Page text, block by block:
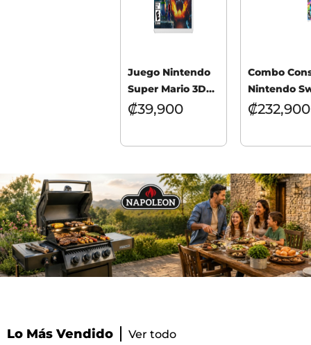
Juego Nintendo
Super Mario 3D
World + Bowser’s
₡39,900
Combo
Nintendo
OLED
₡232,900
Lo Más Vendido Ver todo